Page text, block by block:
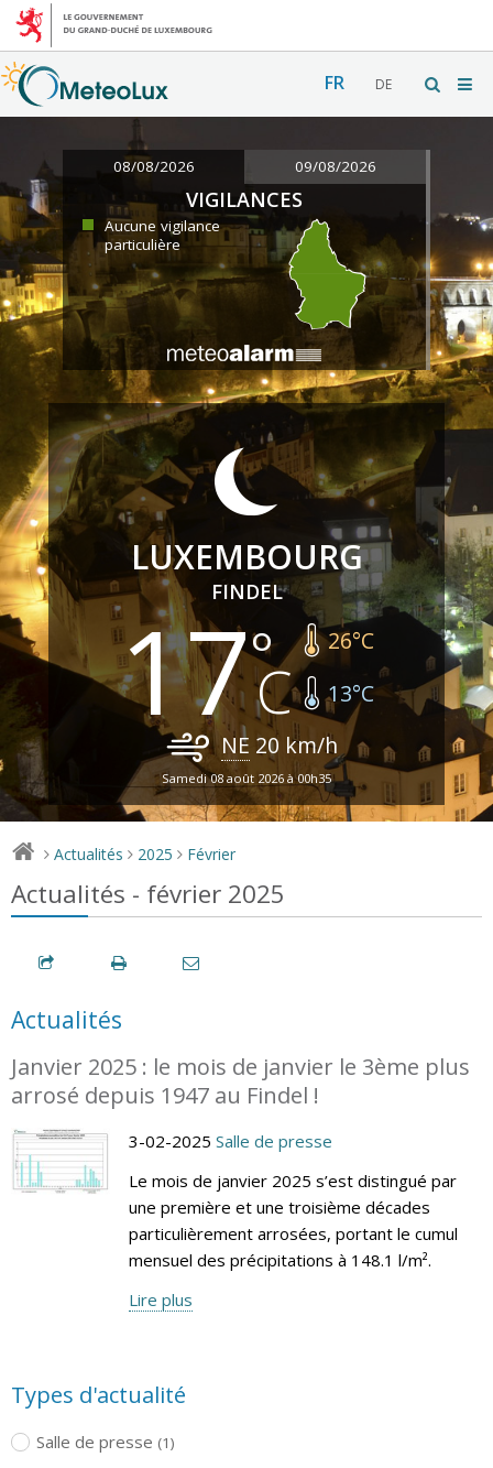
FR DE
08/08/2026 09/08/2026
VIGILANCES
Aucune vigilance
particulière
LUXEMBOURG
FINDEL
17 26°C
13°C
NE 20 km/h
Samedi 08 août 2026 à 00h35
> Actualités > 2025 > Février
Actualités - février 2025
Actualités
Janvier 2025 : le mois de janvier le 3ème plus
arrosé depuis 1947 au Findel !
3-02-2025 Salle de presse
Le mois de janvier 2025 s’est distingué par
une première et une troisième décades
particulièrement arrosées, portant le cumul
mensuel des précipitations à 148.1 l/m².
Lire plus
Types d'actualité
Salle de presse (1)